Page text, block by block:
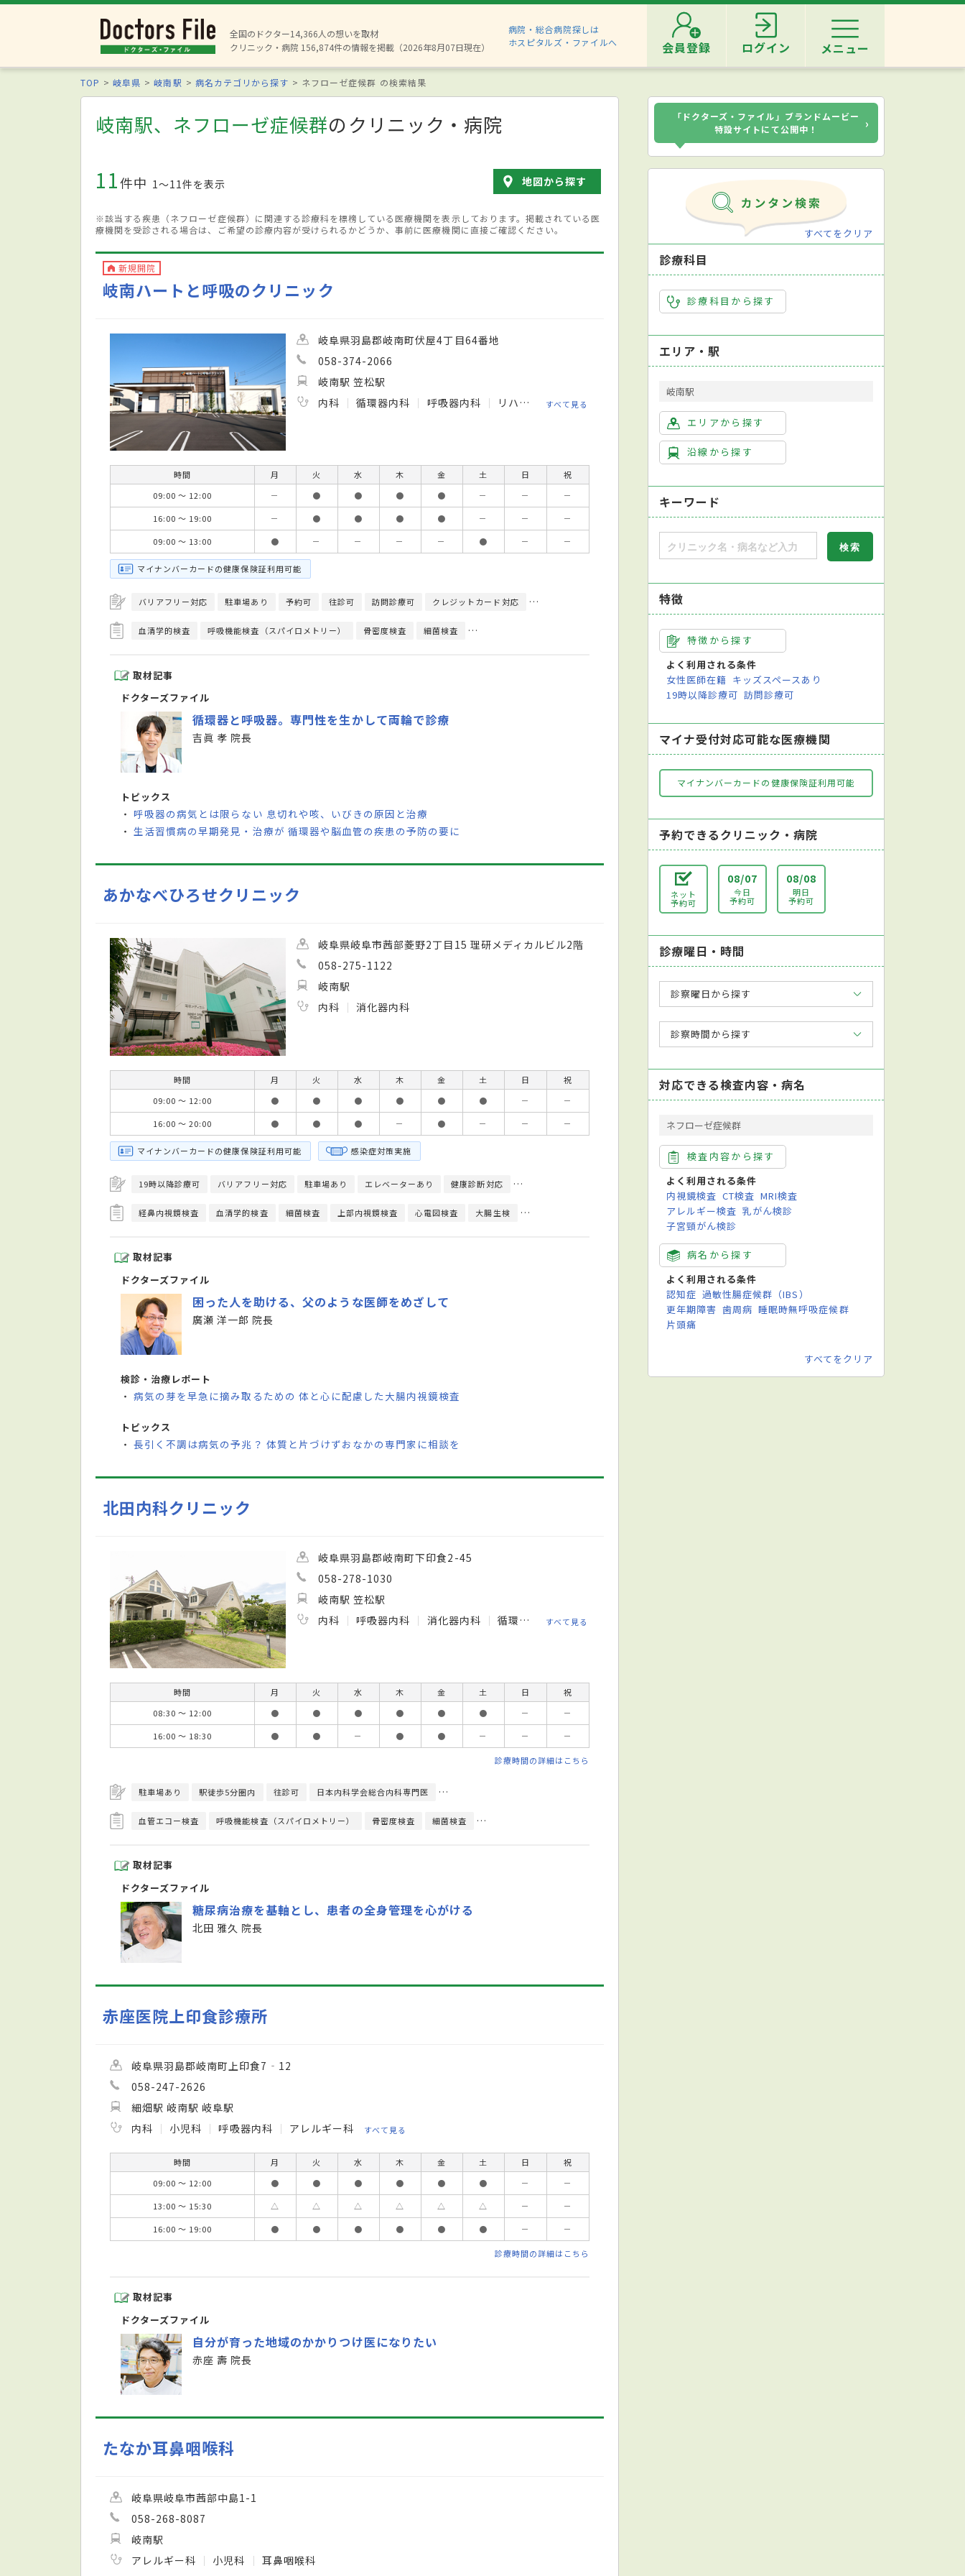
全国のドクター14,366人の想いを取材
クリニック・病院 156,874件の情報を掲載（2026年8月07日現在）
病院・総合病院探しは
ホスピタルズ・ファイルへ
会員登録 ログイン メニュー
TOP 岐阜県 岐南駅 病名カテゴリから探す ネフローゼ症候群 の検索結果
岐南駅、ネフローゼ症候群のクリニック・病院
11件中 1〜11件を表示 地図から探す
※該当する疾患（ネフローゼ症候群）に関連する診療科を標榜している医療機関を表示しております。掲載されている医
療機関を受診される場合は、ご希望の診療内容が受けられるかどうか、事前に医療機関に直接ご確認ください。
新規開院
岐南ハートと呼吸のクリニック
岐阜県羽島郡岐南町伏屋4丁目64番地
058-374-2066
岐南駅 笠松駅
内科
循環器内科 呼吸器内科 リハビリテーション科 すべて見る
時間 月 火 水 木 金 土 日
祝
09:00 ～ 12:00
－ ● ● ● ● － －
－
16:00 ～ 19:00
－ ● ● ● ● － －
－
09:00 ～ 13:00
● － － － － ● － －
マイナンバーカードの健康保険証利用可能
バリアフリー対応 駐車場あり 予約可 往診可 訪問診療可 クレジットカード対応 健康診断対応 日本内科学会総合内科専門医
血清学的検査 呼吸機能検査（スパイロメトリー） 骨密度検査 細菌検査 心臓超音波（エコー）検査 超音波検査 CPAP療法 尿検査
取材記事
ドクターズファイル
循環器と呼吸器。専門性を生かして両輪で診療
吉眞 孝 院長
トピックス
・呼吸器の病気とは限らない 息切れや咳、いびきの原因と治療
・生活習慣病の早期発見・治療が 循環器や脳血管の疾患の予防の要に
あかなべひろせクリニック
岐阜県岐阜市茜部菱野2丁目15 理研メディカルビル2階
058-275-1122
岐南駅
内科
消化器内科
時間 月 火 水 木 金 土 日
祝
09:00 ～ 12:00
● ● ● ● ● ● －
－
16:00 ～ 20:00
● ● ● － ● － － －
マイナンバーカードの健康保険証利用可能 感染症対策実施
19時以降診療可 バリアフリー対応 駐車場あり エレベーターあり 健康診断対応 日本消化器内視鏡学会 消化器内視鏡専門医
経鼻内視鏡検査 血清学的検査 細菌検査 上部内視鏡検査 心電図検査 大腸生検 大腸内視鏡検査 直腸診 内視鏡検査 尿検査
取材記事
ドクターズファイル
困った人を助ける、父のような医師をめざして
廣瀬 洋一郎 院長
検診・治療レポート
・病気の芽を早急に摘み取るための 体と心に配慮した大腸内視鏡検査
トピックス
・長引く不調は病気の予兆？ 体質と片づけずおなかの専門家に相談を
北田内科クリニック
岐阜県羽島郡岐南町下印食2-45
058-278-1030
岐南駅 笠松駅
内科
呼吸器内科 消化器内科 循環器内科 小児科
すべて見る
時間 月 火 水 木 金 土 日
祝
08:30 ～ 12:00
● ● ● ● ● ● －
－
16:00 ～ 18:30
● ● － ● ● － － －
診療時間の詳細はこちら
駐車場あり 駅徒歩5分圏内 往診可 日本内科学会総合内科専門医 日本内分泌学会内分泌代謝科専門医
血管エコー検査 呼吸機能検査（スパイロメトリー） 骨密度検査 細菌検査 心臓超音波（エコー）検査
取材記事
ドクターズファイル
糖尿病治療を基軸とし、患者の全身管理を心がける
北田 雅久 院長
赤座医院上印食診療所
岐阜県羽島郡岐南町上印食7‐12
058-247-2626
細畑駅 岐南駅 岐阜駅
内科
小児科 呼吸器内科 アレルギー科 すべて見る
時間 月 火 水 木 金 土 日
祝
09:00 ～ 12:00
● ● ● ● ● ● －
－
13:00 ～ 15:30
△ △ △ △ △ △ －
－
16:00 ～ 19:00
● ● ● ● ● ● － －
診療時間の詳細はこちら
取材記事
ドクターズファイル
自分が育った地域のかかりつけ医になりたい
赤座 壽 院長
たなか耳鼻咽喉科
岐阜県岐阜市茜部中島1-1
058-268-8087
岐南駅
アレルギー科
小児科 耳鼻咽喉科
「ドクターズ・ファイル」ブランドムービー
特設サイトにて公開中！
›
すべてをクリア
診療科目
診療科目から探す
エリア・駅
岐南駅
エリアから探す
沿線から探す
キーワード
特徴
特徴から探す
よく利用される条件
女性医師在籍 キッズスペースあり
19時以降診療可 訪問診療可
マイナ受付対応可能な医療機関
マイナンバーカードの健康保険証利用可能
予約できるクリニック・病院
ネット
予約可
08/07
今日
予約可
08/08
明日
予約可
診療曜日・時間
診察曜日から探す
診察時間から探す
対応できる検査内容・病名
ネフローゼ症候群
検査内容から探す
よく利用される条件
内視鏡検査 CT検査 MRI検査
アレルギー検査 乳がん検診
子宮頸がん検診
病名から探す
よく利用される条件
認知症 過敏性腸症候群（IBS）
更年期障害 歯周病 睡眠時無呼吸症候群
片頭痛
すべてをクリア